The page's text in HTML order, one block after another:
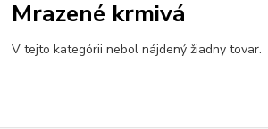
Mrazené krmivá
V tejto kategórii nebol nájdený žiadny tovar.